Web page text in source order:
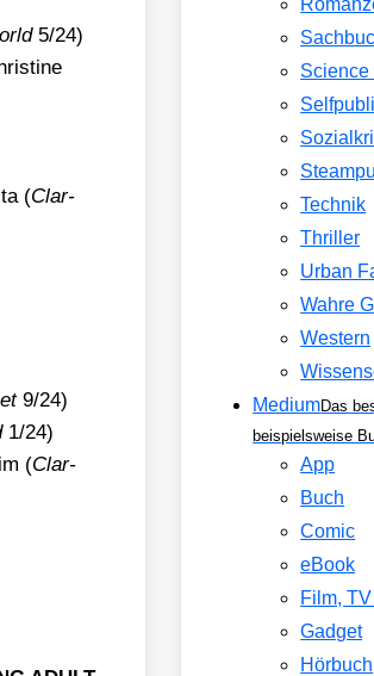
5/​24)
(Clar­
9/​24)
1/​24)
(Clar­
Science
Technik
Thriller
Urban
Wahre
Western
MediumDas
beispielsweise
App
Buch
Comic
eBook
Film,
Gadget
Hörbuch